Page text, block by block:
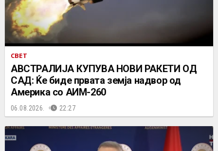
СВЕТ
АВСТРАЛИЈА КУПУВА НОВИ РАКЕТИ ОД
САД: Ќе биде првата земја надвор од
Америка со АИМ-260
06.08.2026. 22:27